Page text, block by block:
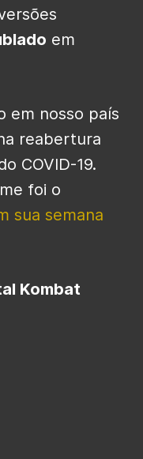
em
em nosso país
reabertura
COVID-19.
foi o
sua semana
Kombat